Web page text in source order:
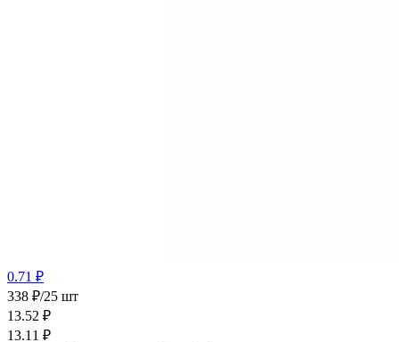
0.71 ₽
338 ₽/25 шт
13.52 ₽
13.11 ₽